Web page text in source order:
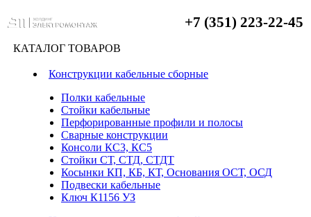
+7 (351) 223-22-45
КАТАЛОГ ТОВАРОВ
Конструкции кабельные сборные
Полки кабельные
Стойки кабельные
Перфорированные профили и полосы
Сварные конструкции
Консоли КС3, КС5
Стойки СТ, СТД, СТДТ
Косынки КП, КБ, КТ, Основания ОСТ, ОСД
Подвески кабельные
Ключ К1156 УЗ